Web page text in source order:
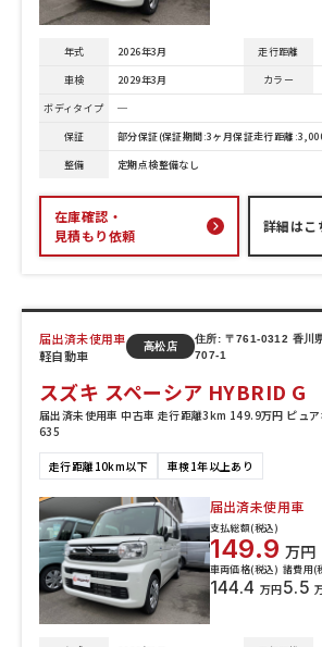
年式 2026年3月 走行距離
車検
2029年3月 カラー
ボディタイプ
─
保証
部分保証(保証期間:3ヶ月保証走行距離
整備
定期点検整備なし
在庫確認・
見積もり依頼
詳細はこ
届出済未使用車
軽自動車
高松店
住所: 〒761-0312 香川
707-1
スズキ スペーシア HYBRID G
届出済未使用車 中古車 走行距離3km 149.9万円 ピュ
635
走行距離10km以下 車検1年以上あり
届出済未使用車
支払総額(税込)
149.9 万円
車両価格(税込)
144.4 万円
諸費用(
5.5